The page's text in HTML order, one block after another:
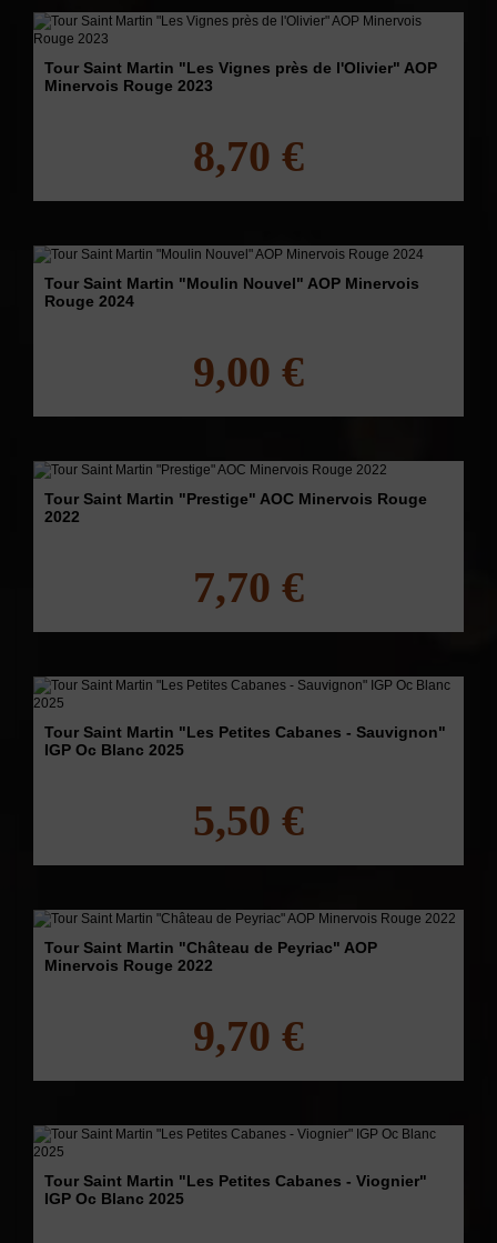
Tour Saint Martin "Les Vignes près de l'Olivier" AOP
Minervois Rouge 2023
8,70 €
Tour Saint Martin "Moulin Nouvel" AOP Minervois
Rouge 2024
9,00 €
Tour Saint Martin "Prestige" AOC Minervois Rouge
2022
7,70 €
Tour Saint Martin "Les Petites Cabanes - Sauvignon"
IGP Oc Blanc 2025
5,50 €
Tour Saint Martin "Château de Peyriac" AOP
Minervois Rouge 2022
9,70 €
Tour Saint Martin "Les Petites Cabanes - Viognier"
IGP Oc Blanc 2025